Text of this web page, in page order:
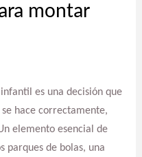
montar
es una decisión que
hace correctamente,
elemento esencial de
parques de bolas, una